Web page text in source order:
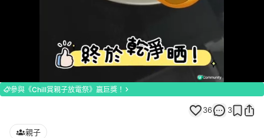
100.00%
參與《Chill賞親子放電祭》贏巨獎！
36 3
親子